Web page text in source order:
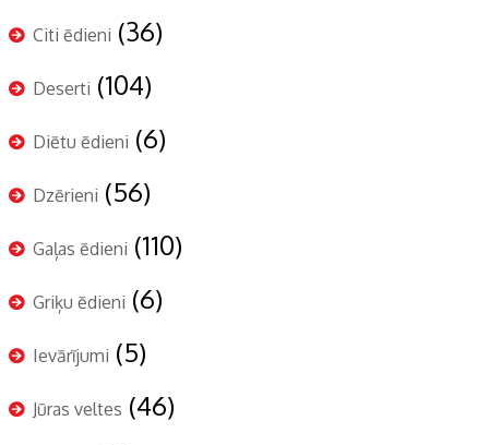
Citi ēdieni (36)
Deserti (104)
Diētu ēdieni (6)
Dzērieni (56)
Gaļas ēdieni (110)
Griķu ēdieni (6)
Ievārījumi (5)
Jūras veltes (46)